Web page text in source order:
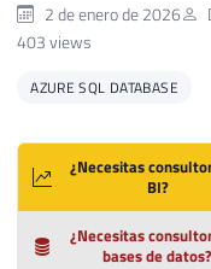
2 de enero de 2026
403 views
AZURE SQL DATABASE
¿Necesitas
BI?
¿Necesitas
bases de datos?